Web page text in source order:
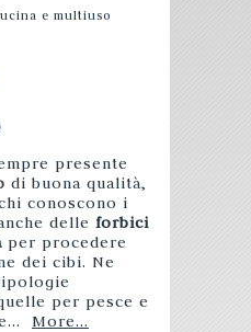
e multiuso
presente
di buona qualità,
conoscono i
delle forbici
per procedere
dei cibi. Ne
per pesce e
More...